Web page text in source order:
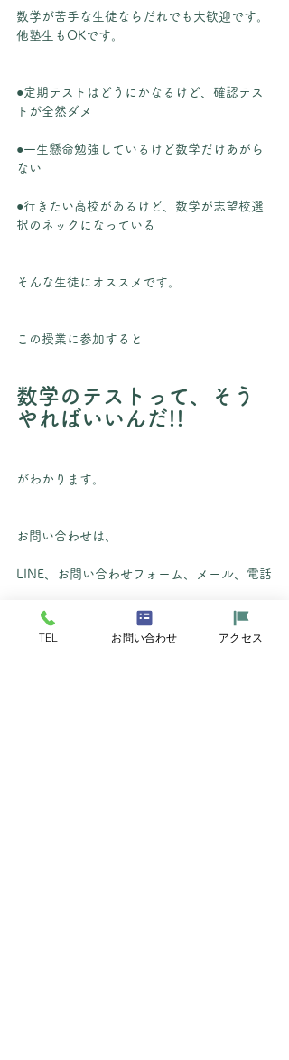
数学が苦手な生徒ならだれでも大歓迎です。
他塾生もOKです。
●定期テストはどうにかなるけど、確認テス
トが全然ダメ
●一生懸命勉強しているけど数学だけあがら
ない
●行きたい高校があるけど、数学が志望校選
択のネックになっている
そんな生徒にオススメです。
この授業に参加すると
数学のテストって、そう
やればいいんだ!!
がわかります。
お問い合わせは、
LINE、お問い合わせフォーム、メール、電話
どれでも大丈夫です。
TEL お問い合わせ アクセス